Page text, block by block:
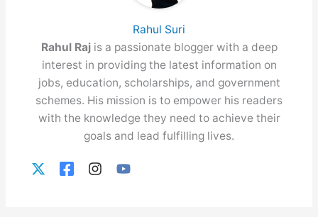
Rahul Suri
Rahul Raj is a passionate blogger with a deep
interest in providing the latest information on
jobs, education, scholarships, and government
schemes. His mission is to empower his readers
with the knowledge they need to achieve their
goals and lead fulfilling lives.